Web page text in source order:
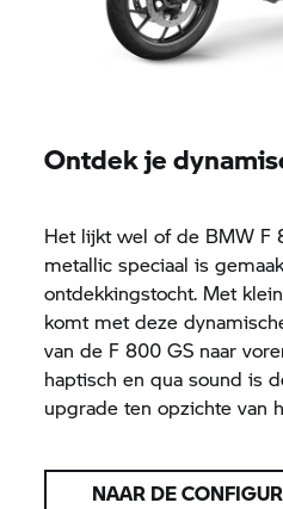
Ontdek je
Het lijkt wel of de BMW F
metallic speciaal is
ontdekkingstocht. Met
komt met deze
van de F 800 GS naar
haptisch en qua sound is
upgrade ten opzichte van
NAAR DE